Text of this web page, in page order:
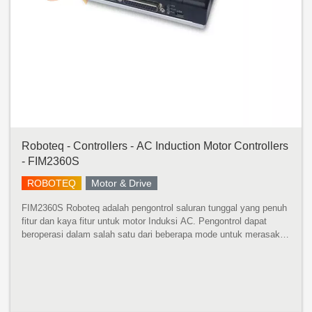
Roboteq - Controllers - AC Induction Motor Controllers
- FIM2360S
ROBOTEQ Motor & Drive
FIM2360S Roboteq adalah pengontrol saluran tunggal yang penuh
fitur dan kaya fitur untuk motor Induksi AC. Pengontrol dapat
beroperasi dalam salah satu dari beberapa mode untuk merasakan